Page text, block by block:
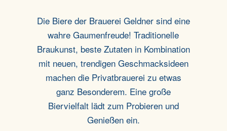
Die Biere der Brauerei Geldner sind eine
wahre Gaumenfreude! Traditionelle
Braukunst, beste Zutaten in Kombination
mit neuen, trendigen Geschmacksideen
machen die Privatbrauerei zu etwas
ganz Besonderem. Eine große
Biervielfalt lädt zum Probieren und
Genießen ein.